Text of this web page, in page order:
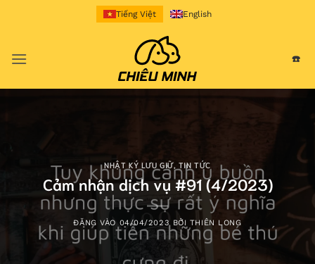
dung
Tiếng Việt English
☎️
NHẬT KÝ LƯU GIỮ, TIN TỨC
Cảm nhận dịch vụ #91 (4/2023)
ĐĂNG VÀO 04/04/2023 BỞI THIÊN LONG